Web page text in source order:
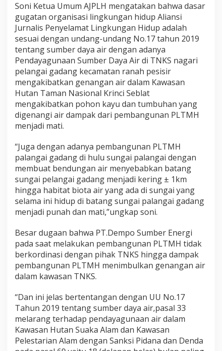
g
i
R
e
m
i
D
i
g
u
g
a
r
g
a
n
i
s
s
i
n
k
u
a
n
H
i
d
u
p
Soni Ketua Umum AJPLH mengatakan bahwa dasar
gugatan organisasi lingkungan hidup Aliansi
Jurnalis Penyelamat Lingkungan Hidup adalah
sesuai dengan undang-undang No.17 tahun 2019
tentang sumber daya air dengan adanya
Pendayagunaan Sumber Daya Air di TNKS nagari
pelangai gadang kecamatan ranah pesisir
mengakibatkan genangan air dalam Kawasan
Hutan Taman Nasional Krinci Seblat
mengakibatkan pohon kayu dan tumbuhan yang
digenangi air dampak dari pembangunan PLTMH
menjadi mati.
“Juga dengan adanya pembangunan PLTMH
palangai gadang di hulu sungai palangai dengan
membuat bendungan air menyebabkan batang
sungai pelangai gadang menjadi kering ± 1km
hingga habitat biota air yang ada di sungai yang
selama ini hidup di batang sungai palangai gadang
menjadi punah dan mati,”ungkap soni.
Besar dugaan bahwa PT.Dempo Sumber Energi
pada saat melakukan pembangunan PLTMH tidak
berkordinasi dengan pihak TNKS hingga dampak
pembangunan PLTMH menimbulkan genangan air
dalam kawasan TNKS.
“Dan ini jelas bertentangan dengan UU No.17
Tahun 2019 tentang sumber daya air,pasal 33
melarang terhadap pendayagunaan air dalam
Kawasan Hutan Suaka Alam dan Kawasan
Pelestarian Alam dengan Sanksi Pidana dan Denda